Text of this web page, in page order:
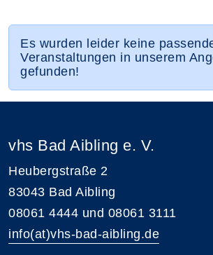
Es wurden leider keine
Veranstaltungen in unserem
gefunden!
vhs Bad Aibling e. V.
Heubergstraße 2
83043 Bad Aibling
08061 4444 und 08061 3111
info(at)vhs-bad-aibling.de